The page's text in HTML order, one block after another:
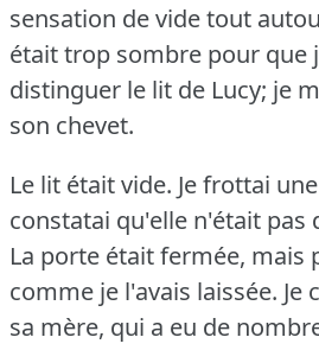
sensation de vide tout
était trop sombre pour que
distinguer le lit de Lucy; je
son chevet.
Le lit était vide. Je frottai
constatai qu'elle n'était pas
La porte était fermée, mais
comme je l'avais laissée. Je
sa mère, qui a eu de